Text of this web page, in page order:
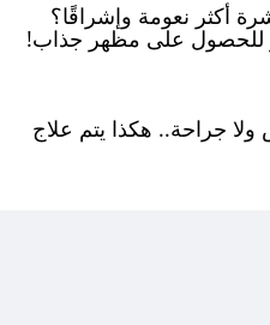
أكثر نعومة وإشراقًا؟
جراحة.. هكذا يتم علاج